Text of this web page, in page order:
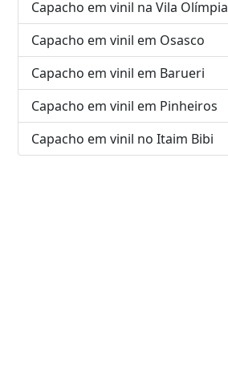
Capacho em vinil na Vila Olímpia
Capacho em vinil em Osasco
Capacho em vinil em Barueri
Capacho em vinil em Pinheiros
Capacho em vinil no Itaim Bibi